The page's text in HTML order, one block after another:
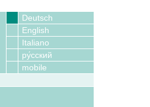
Deutsch
English
Italiano
ру́сский
mobile